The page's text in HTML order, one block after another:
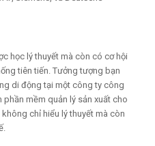
học lý thuyết mà còn có cơ hội
tiên tiến. Tưởng tượng bạn
di động tại một công ty công
mềm quản lý sản xuất cho
chỉ hiểu lý thuyết mà còn